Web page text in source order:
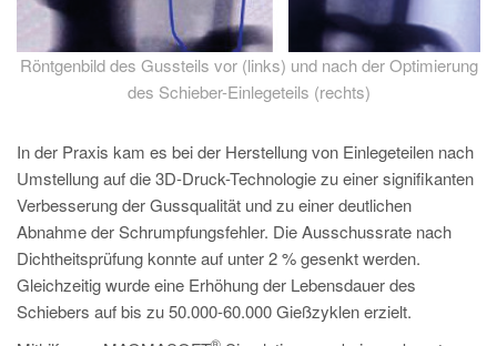
Röntgenbild des Gussteils vor (links) und nach der Optimierung
des Schieber-Einlegeteils (rechts)
In der Praxis kam es bei der Herstellung von Einlegeteilen nach
Umstellung auf die 3D-Druck-Technologie zu einer signifikanten
Verbesserung der Gussqualität und zu einer deutlichen
Abnahme der Schrumpfungsfehler. Die Ausschussrate nach
Dichtheitsprüfung konnte auf unter 2 % gesenkt werden.
Gleichzeitig wurde eine Erhöhung der Lebensdauer des
Schiebers auf bis zu 50.000-60.000 Gießzyklen erzielt.